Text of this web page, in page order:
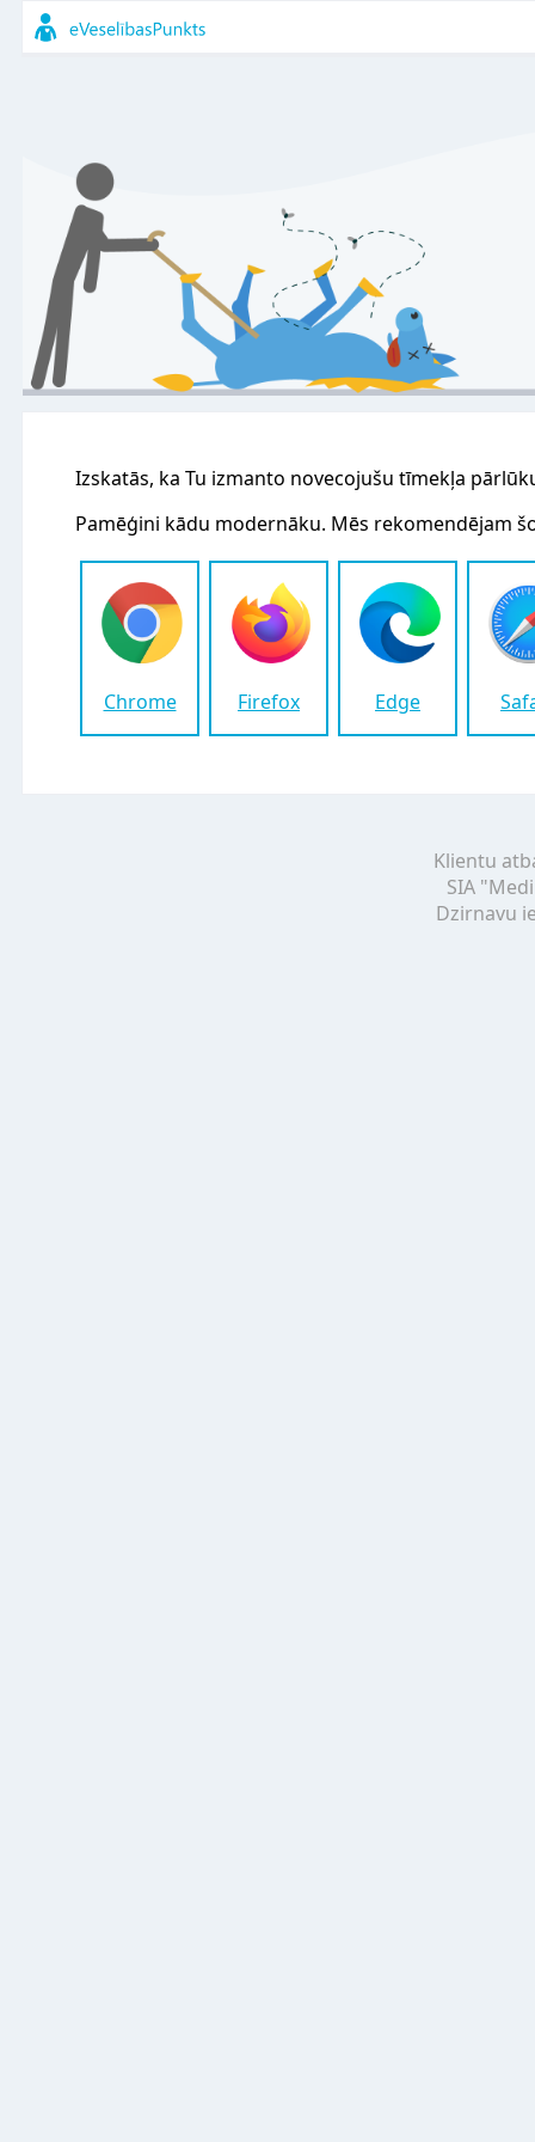
Izskatās, ka Tu izmanto novecojušu tīmekļa
Pamēģini kādu modernāku. Mēs rekomendējam
Chrome Firefox Edge
Klientu
SIA
Dzirnavu